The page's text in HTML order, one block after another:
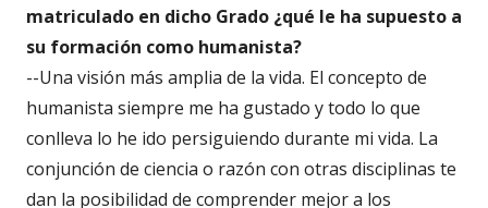
matriculado en dicho Grado ¿qué le ha supuesto a
su formación como humanista?
--Una visión más amplia de la vida. El concepto de
humanista siempre me ha gustado y todo lo que
conlleva lo he ido persiguiendo durante mi vida. La
conjunción de ciencia o razón con otras disciplinas te
dan la posibilidad de comprender mejor a los